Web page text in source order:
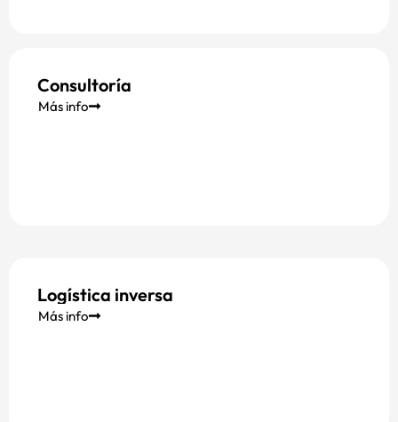
Consultoría
Más info
Logística inversa
Más info